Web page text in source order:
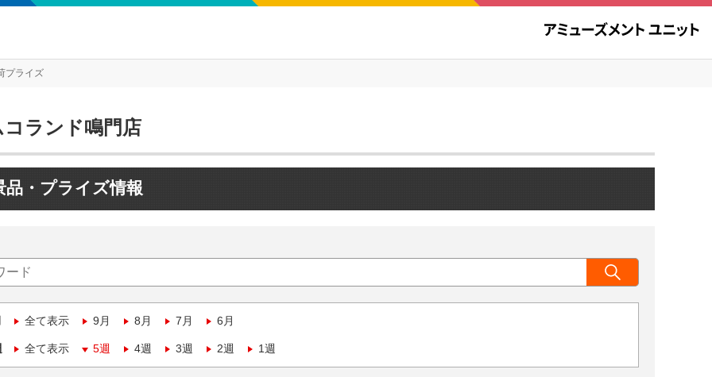
プライズ
ランド鳴門店
品・プライズ情報
全て表示 9月 8月 7月 6月
全て表示 5週 4週 3週 2週 1週